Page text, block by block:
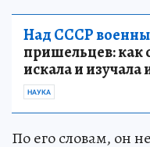
Над СССР
пришельцев: как
искала и
НАУКА
По его словам, он